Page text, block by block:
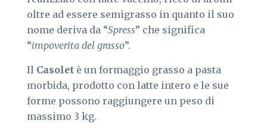
oltre ad essere semigrasso in quanto il suo
nome deriva da “Spress” che significa
“impoverita del grasso”.
Il Casolet è un formaggio grasso a pasta
morbida, prodotto con latte intero e le sue
forme possono raggiungere un peso di
massimo 3 kg.